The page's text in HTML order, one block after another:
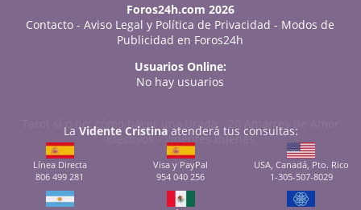
Foros24h.com 2026
Contacto -Aviso Legal y Política de Privacidad - Modos de
Publicidad en Foros24h
Usuarios Online:
No hay usuarios
Tarot sí o no: cómo hacer una tirada-
20 Amarres de Amor
Efectivos-Videntes Buenas
La Vidente Cristinaatenderá tus consultas:
Línea Directa
806 499 281
Visa y PayPal
954 040 256
USA, Canadá, Pto. Rico
1-305-507-8029